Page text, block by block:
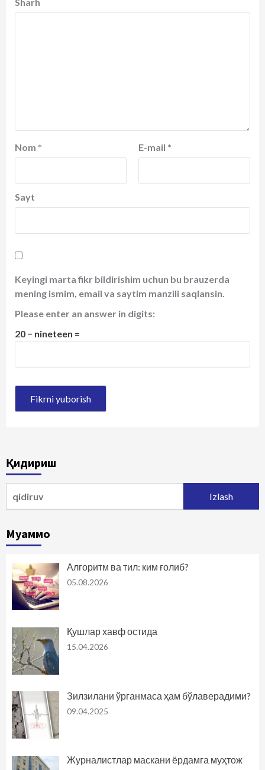
Nom * E-mail *
Sayt
Keyingi marta fikr bildirishim uchun bu brauzerda
mening ismim, email va saytim manzili saqlansin.
Please enter an answer in digits:
20 − nineteen =
Қидириш
Муаммо
Алгоритм ва тил: ким ғолиб?
05.08.2026
Қушлар хавф остида
15.04.2026
Зилзилани ўрганмаса ҳам бўлаверадими?
09.04.2025
Журналистлар маскани ёрдамга муҳтож